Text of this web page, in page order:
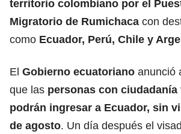
territorio colombiano por el
Migratorio de Rumichaca con
como Ecuador, Perú, Chile y
El Gobierno ecuatoriano anunció
que las personas con ciudadanía
podrán ingresar a Ecuador, sin
de agosto. Un día después el